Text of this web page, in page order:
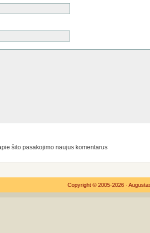
šito pasakojimo naujus komentarus
Copyright © 2005-2026 ·